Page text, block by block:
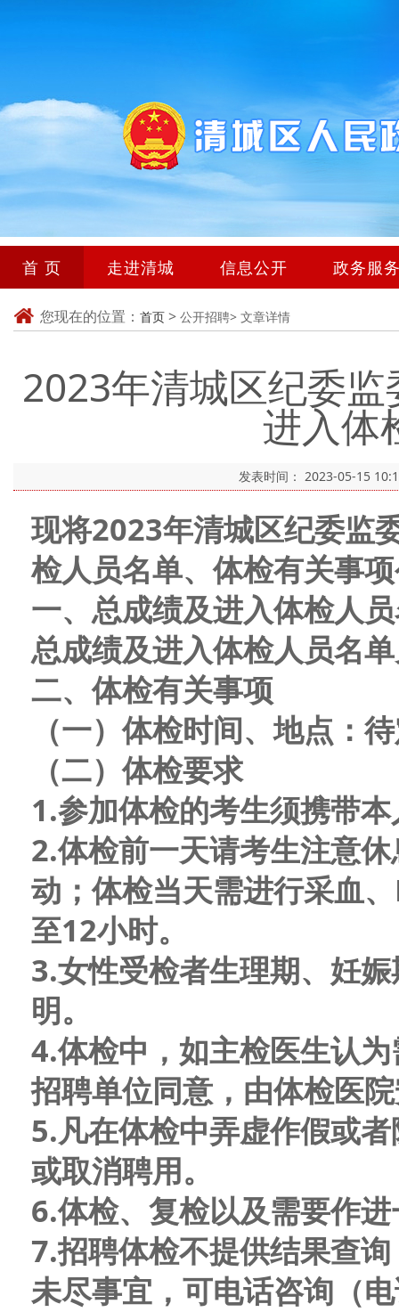
首 页 走进清城 信息公开 政务服
您现在的位置： 首页 > 公开招聘> 文章详情
2023年清城区纪委
进入体
发表时间： 2023-05-15
现将2023年清城区纪委监
检人员名单、体检有关事
一、 总成绩及进入体检人
总成绩及进入体检人员名
二、体检有关事项
（一）体检时间、地点：
（二）体检要求
1.参加体检的考生须携带
2.体检前一天请考生注意
动；体检当天需进行采血
至12小时。
3.女性受检者生理期、妊
明。
4.体检中，如主检医生认
招聘单位同意，由体检医
5.凡在体检中弄虚作假或
或取消聘用。
6.体检、复检以及需要作
7.招聘体检不提供结果查
未尽事宜，可电话咨询（